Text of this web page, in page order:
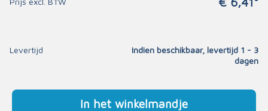
Levertijd
Indien beschikbaar, levertijd 1 - 3
dagen
In het winkelmandje